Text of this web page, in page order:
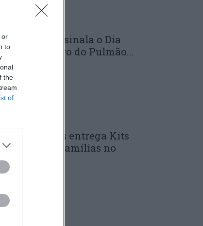
or
to
the
of
Guarda assinala o Dia
do Cancro do Pulmão...
2026
de Góis entrega Kits
às famílias no
do...
2026